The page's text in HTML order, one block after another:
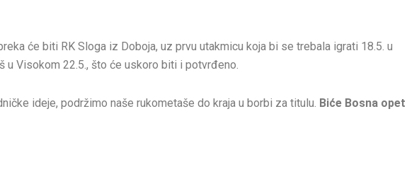
će biti RK Sloga iz Doboja, uz prvu utakmicu koja bi se trebala igrati 18.5. u
u Visokom 22.5., što će uskoro biti i potvrđeno.
ideje, podržimo naše rukometaše do kraja u borbi za titulu. Biće Bosna opet